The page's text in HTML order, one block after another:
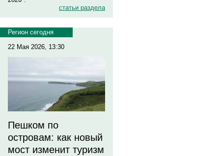
статьи раздела
Регион сегодня
22 Мая 2026, 13:30
Пешком по
островам: как новый
мост изменит туризм